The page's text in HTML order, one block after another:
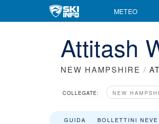
METEO
Attitash
NEW HAMPSHIRE /
COLLEGATE: NEW
GUIDA BOLLETTINI NEVE